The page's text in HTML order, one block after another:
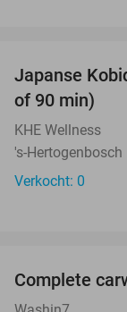
TODAY
Japanse
of 90 min)
KHE Wellness
's-Hertogenbosch
Verkocht: 0
Complete